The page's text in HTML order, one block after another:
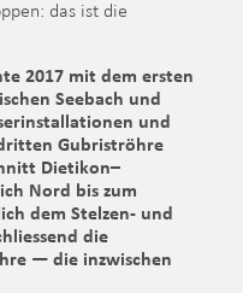
das ist die
2017 mit dem ersten
Seebach und
und
Gubriströhre
Dietikon–
Nord bis zum
dem Stelzen- und
die
— die inzwischen